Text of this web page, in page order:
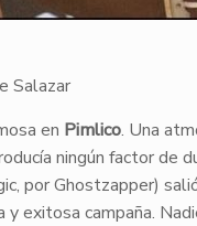
Salazar
en Pimlico. Una
ningún factor de
por Ghostzapper)
y exitosa campaña.